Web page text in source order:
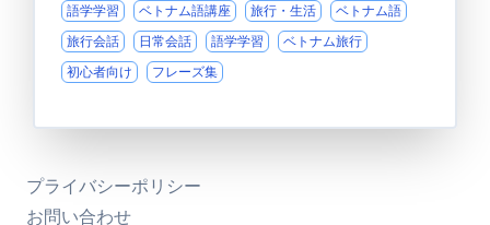
語学学習 ベトナム語講座 旅行・生活
ベトナム語
旅行会話
日常会話 語学学習
ベトナム旅行
初心者向け
フレーズ集
プライバシーポリシー
お問い合わせ